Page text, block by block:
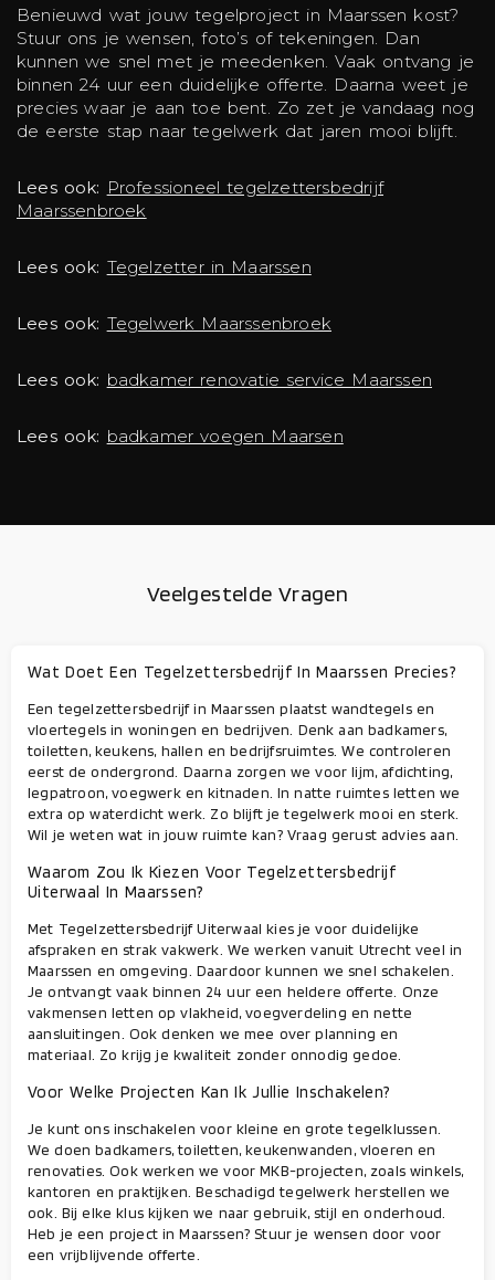
Benieuwd wat jouw tegelproject in Maarssen kost?
Stuur ons je wensen, foto’s of tekeningen. Dan
kunnen we snel met je meedenken. Vaak ontvang je
binnen 24 uur een duidelijke offerte. Daarna weet je
precies waar je aan toe bent. Zo zet je vandaag nog
de eerste stap naar tegelwerk dat jaren mooi blijft.
Lees ook: Professioneel tegelzettersbedrijf
Maarssenbroek
Lees ook: Tegelzetter in Maarssen
Lees ook: Tegelwerk Maarssenbroek
Lees ook: badkamer renovatie service Maarssen
Lees ook: badkamer voegen Maarsen
Veelgestelde Vragen
Wat Doet Een Tegelzettersbedrijf In Maarssen Precies?
Een tegelzettersbedrijf in Maarssen plaatst wandtegels en
vloertegels in woningen en bedrijven. Denk aan badkamers,
toiletten, keukens, hallen en bedrijfsruimtes. We controleren
eerst de ondergrond. Daarna zorgen we voor lijm, afdichting,
legpatroon, voegwerk en kitnaden. In natte ruimtes letten we
extra op waterdicht werk. Zo blijft je tegelwerk mooi en sterk.
Wil je weten wat in jouw ruimte kan? Vraag gerust advies aan.
Waarom Zou Ik Kiezen Voor Tegelzettersbedrijf
Uiterwaal In Maarssen?
Met Tegelzettersbedrijf Uiterwaal kies je voor duidelijke
afspraken en strak vakwerk. We werken vanuit Utrecht veel in
Maarssen en omgeving. Daardoor kunnen we snel schakelen.
Je ontvangt vaak binnen 24 uur een heldere offerte. Onze
vakmensen letten op vlakheid, voegverdeling en nette
aansluitingen. Ook denken we mee over planning en
materiaal. Zo krijg je kwaliteit zonder onnodig gedoe.
Voor Welke Projecten Kan Ik Jullie Inschakelen?
Je kunt ons inschakelen voor kleine en grote tegelklussen.
We doen badkamers, toiletten, keukenwanden, vloeren en
renovaties. Ook werken we voor MKB-projecten, zoals winkels,
kantoren en praktijken. Beschadigd tegelwerk herstellen we
ook. Bij elke klus kijken we naar gebruik, stijl en onderhoud.
Heb je een project in Maarssen? Stuur je wensen door voor
een vrijblijvende offerte.